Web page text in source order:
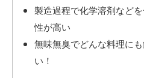
製造過程で化学溶剤など
性が高い
無味無臭でどんな料理に
い！